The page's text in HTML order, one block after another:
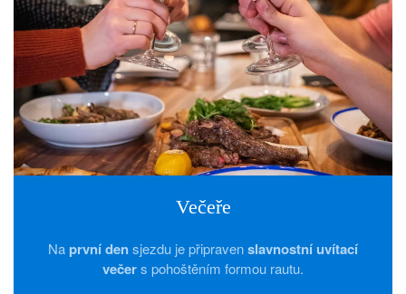
Večeře
Naprvní densjezdu je připravenslavnostní uvítací
večers pohoštěním formou rautu.